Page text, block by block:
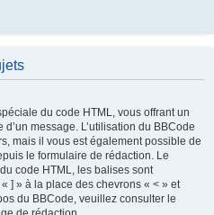
du code HTML, vous offrant un
message. L’utilisation du BBCode
mais il vous est également possible de
le formulaire de rédaction. Le
code HTML, les balises sont
] » à la place des chevrons « < » et
du BBCode, veuillez consulter le